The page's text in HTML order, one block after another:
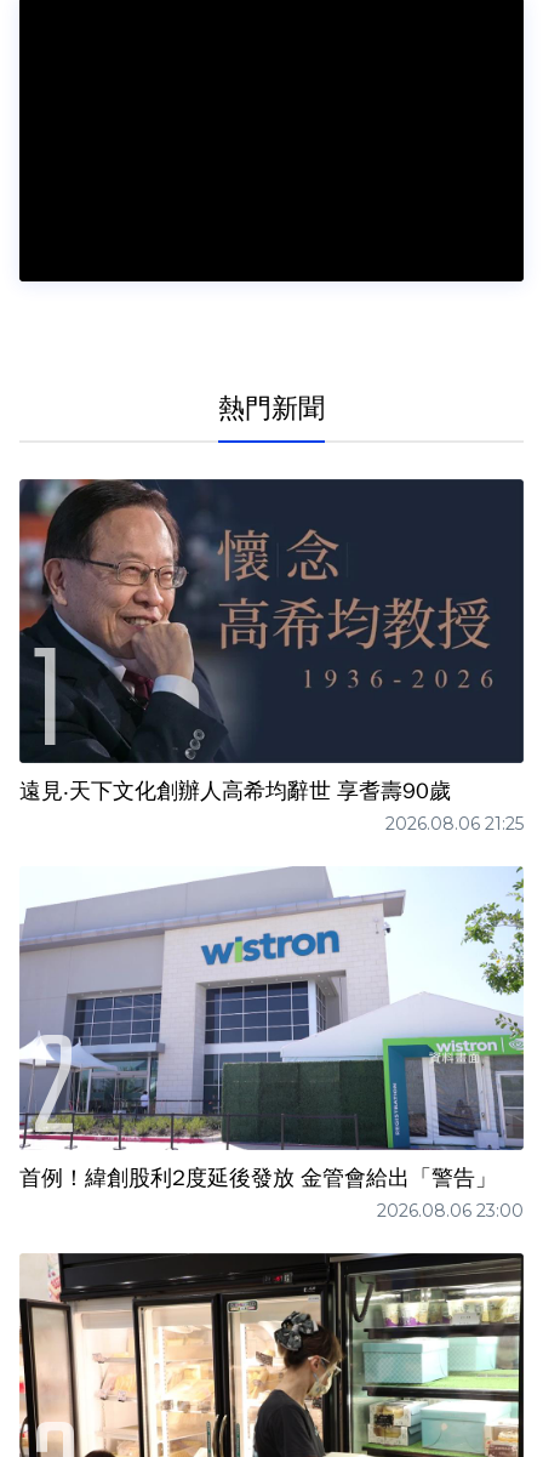
熱門新聞
遠見‧天下文化創辦人高希均辭世 享耆壽90歲
2026.08.06 21:25
首例！緯創股利2度延後發放 金管會給出「警告」
2026.08.06 23:00